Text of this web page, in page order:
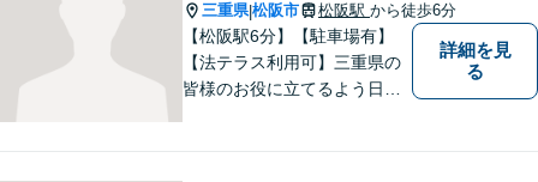
三重県|松阪市 松阪駅 から徒歩6分
【松阪駅6分】【駐車場有】
【法テラス利用可】三重県の
皆様のお役に立てるよう日々
詳細を見
る